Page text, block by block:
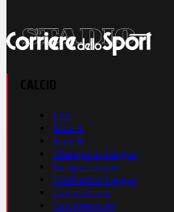
Live
Serie A
Serie B
Champions League
Europa League
Conference League
Calcio Estero
Calciomercato